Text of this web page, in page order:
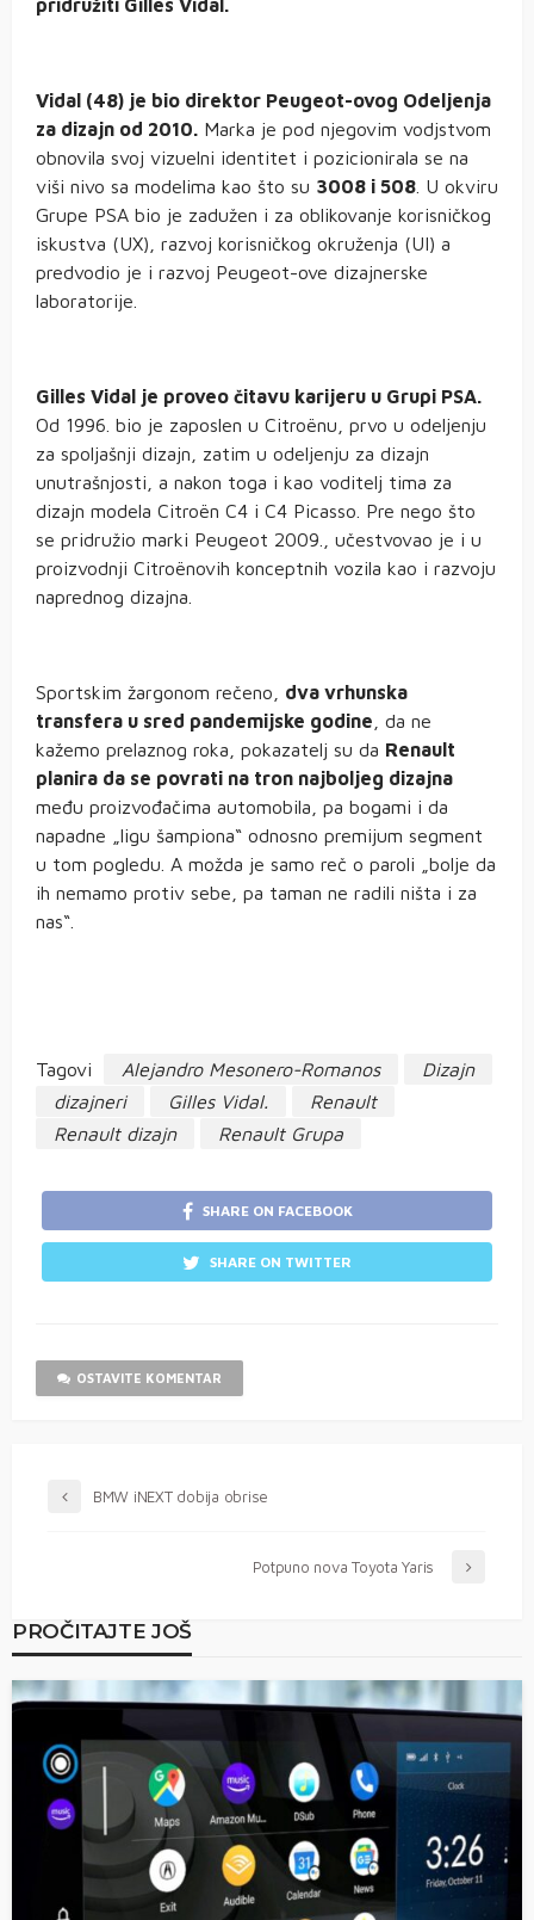
pridružiti Gilles Vidal.
Vidal (48) je bio direktor Peugeot-ovog Odeljenja
za dizajn od 2010. Marka je pod njegovim vodjstvom
obnovila svoj vizuelni identitet i pozicionirala se na
viši nivo sa modelima kao što su 3008 i 508 . U okviru
Grupe PSA bio je zadužen i za oblikovanje korisničkog
iskustva (UX), razvoj korisničkog okruženja (UI) a
predvodio je i razvoj Peugeot-ove dizajnerske
laboratorije.
Gilles Vidal je proveo čitavu karijeru u Grupi PSA.
Od 1996. bio je zaposlen u Citroënu, prvo u odeljenju
za spoljašnji dizajn, zatim u odeljenju za dizajn
unutrašnjosti, a nakon toga i kao voditelj tima za
dizajn modela Citroën C4 i C4 Picasso. Pre nego što
se pridružio marki Peugeot 2009., učestvovao je i u
proizvodnji Citroënovih konceptnih vozila kao i razvoju
naprednog dizajna.
Sportskim žargonom rečeno, dva vrhunska
transfera u sred pandemijske godine , da ne
kažemo prelaznog roka, pokazatelj su da Renault
planira da se povrati na tron najboljeg dizajna
među proizvođačima automobila, pa bogami i da
napadne „ligu šampiona“ odnosno premijum segment
u tom pogledu. A možda je samo reč o paroli „bolje da
ih nemamo protiv sebe, pa taman ne radili ništa i za
nas“.
Tagovi Alejandro Mesonero-Romanos
Dizajn
dizajneri
Gilles Vidal.
Renault
Renault dizajn
Renault Grupa
SHARE ON FACEBOOK
SHARE ON TWITTER
OSTAVITE KOMENTAR
BMW iNEXT dobija obrise
Potpuno nova Toyota Yaris
PROČITAJTE JOŠ